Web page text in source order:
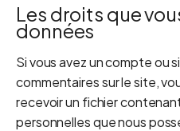
Les droits que
données
Si vous avez un compte ou
commentaires sur le site,
recevoir un fichier
personnelles que nous